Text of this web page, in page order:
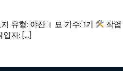
유형: 야산 | 묘 기수: 1기 작
업자: […]